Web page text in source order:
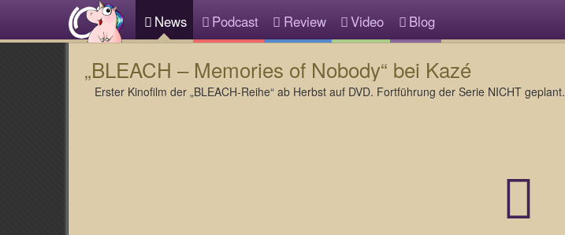
News Podcast Review Video Blog
„BLEACH – Memories of Nobody“ bei Kazé
Erster Kinofilm der „BLEACH-Reihe“ ab Herbst auf DVD. Fortführung der Serie NICHT geplant.